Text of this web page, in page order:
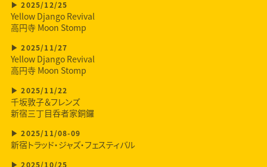
2025/12/25
Yellow Django Revival
高円寺 Moon Stomp
2025/11/27
Yellow Django Revival
高円寺 Moon Stomp
2025/11/22
千坂敦子＆フレンズ
新宿三丁目呑者家銅鑼
2025/11/08-09
新宿トラッド・ジャズ・フェスティバル
2025/10/25